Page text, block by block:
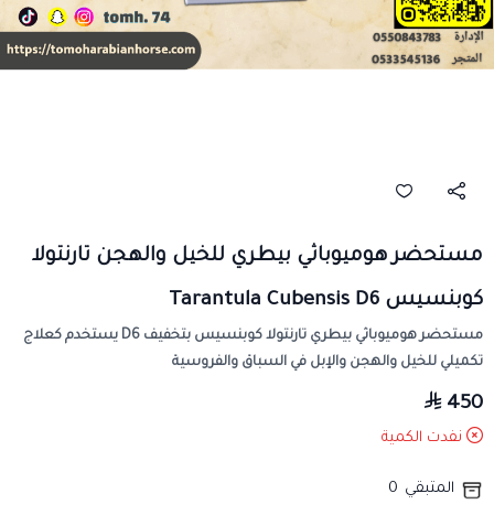
مستحضر هوميوباثي بيطري للخيل والهجن تارنتولا
كوبنسيس Tarantula Cubensis D6
مستحضر هوميوباثي بيطري تارنتولا كوبنسيس بتخفيف D6 يستخدم كعلاج
تكميلي للخيل والهجن والإبل في السباق والفروسية
450
نفدت الكمية
المتبقي 0